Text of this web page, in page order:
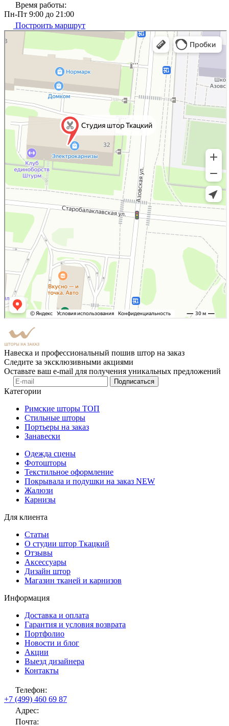
Время работы:
Пн-Пт 9:00 до 21:00
Построить маршрут
Навеска и профессиональный пошив штор на заказ
Следите за эксклюзивными акциями
Оставьте ваш e-mail для получения уникальных предложений
Подписаться
Категории
Римские шторы ТОП
Стильные шторы
Портьеры на заказ
Занавески
Одежда сцены
Фотошторы
Текстильное оформление
Покрывала и подушки на заказ NEW
Жалюзи
Карнизы
Для клиента
Статьи
О студии штор Ткацкий
Отзывы
Аксессуары
Дизайн штор
Магазин тканей и карнизов
Информация
Доставка и оплата
Гарантия и условия возврата
Портфолио
Новости и блог
Акции
Выезд дизайнера
Контакты
Телефон:
+7 (499) 460 69 87
Адрес:
Почта: